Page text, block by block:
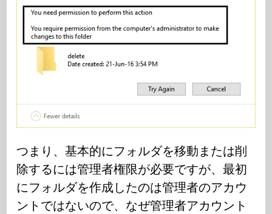
つまり、基本的にフォルダを移動または削
除するには管理者権限が必要ですが、最初
にフォルダを作成したのは管理者のアカウ
ントではないので、なぜ管理者アカウント